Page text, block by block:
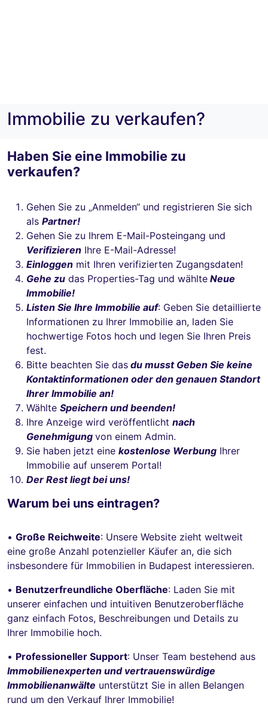
Immobilie zu verkaufen?
Haben Sie eine Immobilie zu
verkaufen?
Gehen Sie zu „Anmelden“ und registrieren Sie sich
als Partner!
Gehen Sie zu Ihrem E-Mail-Posteingang und
Verifizieren Ihre E-Mail-Adresse!
Einloggen mit Ihren verifizierten Zugangsdaten!
Gehe zu das Properties-Tag und wählte Neue
Immobilie!
Listen Sie Ihre Immobilie auf: Geben Sie detaillierte
Informationen zu Ihrer Immobilie an, laden Sie
hochwertige Fotos hoch und legen Sie Ihren Preis
fest.
Bitte beachten Sie das du musst Geben Sie keine
Kontaktinformationen oder den genauen Standort
Ihrer Immobilie an!
Wählte Speichern und beenden!
Ihre Anzeige wird veröffentlicht nach
Genehmigung von einem Admin.
Sie haben jetzt eine kostenlose Werbung Ihrer
Immobilie auf unserem Portal!
Der Rest liegt bei uns!
Warum bei uns eintragen?
• Große Reichweite: Unsere Website zieht weltweit
eine große Anzahl potenzieller Käufer an, die sich
insbesondere für Immobilien in Budapest interessieren.
• Benutzerfreundliche Oberfläche: Laden Sie mit
unserer einfachen und intuitiven Benutzeroberfläche
ganz einfach Fotos, Beschreibungen und Details zu
Ihrer Immobilie hoch.
• Professioneller Support: Unser Team bestehend aus
Immobilienexperten und vertrauenswürdige
Immobilienanwälte unterstützt Sie in allen Belangen
rund um den Verkauf Ihrer Immobilie!